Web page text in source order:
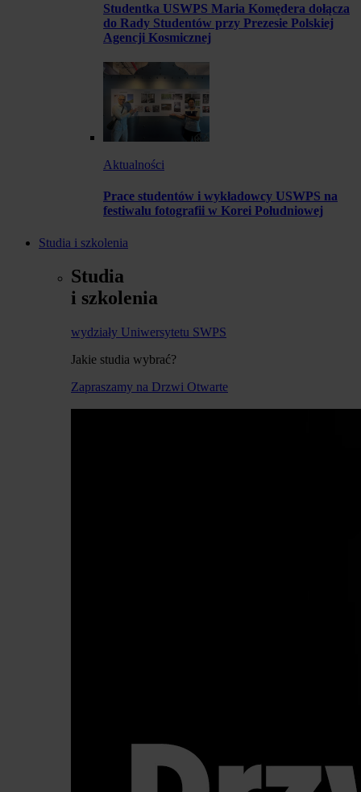
Studentka USWPS Maria Komędera dołącza
do Rady Studentów przy Prezesie Polskiej
Agencji Kosmicznej
Aktualności
Prace studentów i wykładowcy USWPS na
festiwalu fotografii w Korei Południowej
Studia i szkolenia
Studia
i szkolenia
wydziały Uniwersytetu SWPS
Jakie studia wybrać?
Zapraszamy na Drzwi Otwarte